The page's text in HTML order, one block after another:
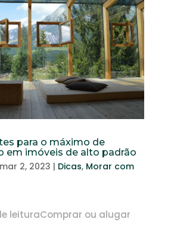
para o máximo de
em imóveis de alto padrão
mar 2, 2023 | Dicas, Morar com
leituraComprar ou alugar